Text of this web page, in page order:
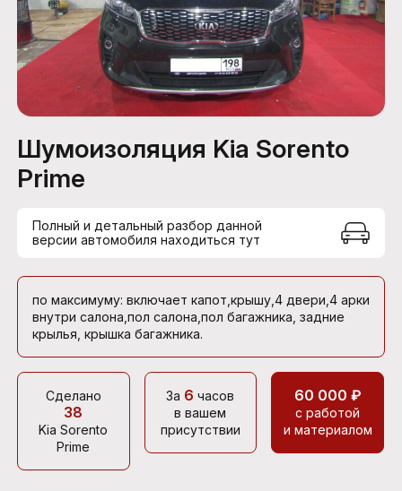
Шумоизоляция Kia Sorento
Prime
Полный и детальный разбор данной
версии автомобиля находиться тут
по максимуму: включает капот,крышу,4 двери,4 арки
внутри салона,пол салона,пол багажника, задние
крылья, крышка багажника.
Сделано
38
Kia Sorento
Prime
За 6 часов
в вашем
присутствии
60 000 ₽
с работой
и материалом